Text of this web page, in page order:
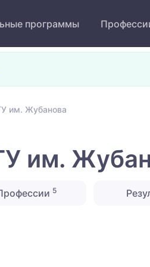
программы
им. Жубанова
им.
5